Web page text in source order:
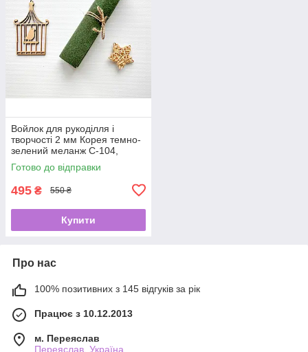
Войлок для рукоділля і
творчості 2 мм Корея темно-
зелений меланж C-104,
110Х100 см
Готово до відправки
495 ₴ 550 ₴
Купити
Про нас
100% позитивних з 145 відгуків за рік
Працює з 10.12.2013
м. Переяслав
Переяслав, Україна